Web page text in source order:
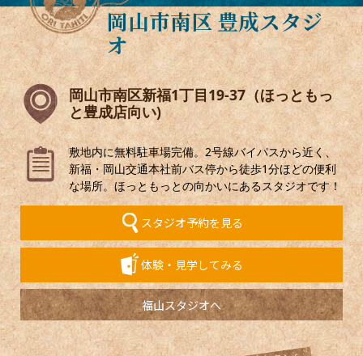
岡山市南区 豊成スタジ
オ
岡山市南区新福1丁目19-37（ほっともっ
と豊成店向い)
敷地内に無料駐車場完備。2号線バイパスから近く、
新福・岡山交通本社前バス停から徒歩1分ほどの便利
な場所。ほっともっとの向かいにあるスタジオです！
スタジオ予約を見る
体験・見学してみる
福山スタジオへ